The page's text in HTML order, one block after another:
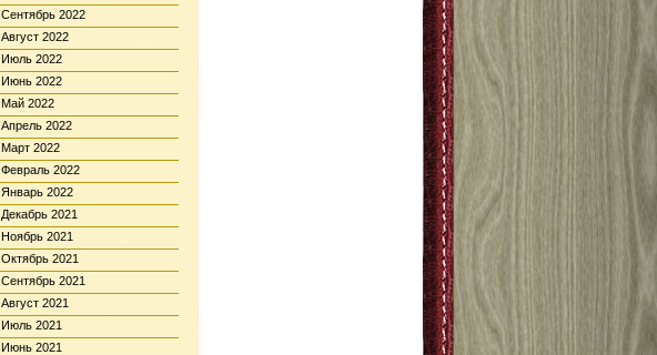
Сентябрь 2022
Август 2022
Июль 2022
Июнь 2022
Май 2022
Апрель 2022
Март 2022
Февраль 2022
Январь 2022
Декабрь 2021
Ноябрь 2021
Октябрь 2021
Сентябрь 2021
Август 2021
Июль 2021
Июнь 2021